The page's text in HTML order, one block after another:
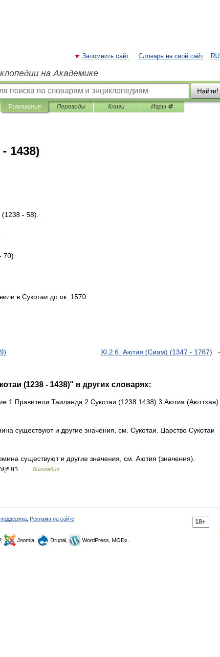
RU
Запомнить сайт Словарь на свой сайт
на Академике
Найти!
Толкования Переводы Книги Игры ⚽
1438)
(1238 - 58).
70).
в Сукотаи до ок 1570
XI.2.6. Аютия (Сиам) (1347 - 1767)
(1238 - 1438)" в других словарях:
1 Правители Таиланда 2 Сукотаи (1238 1438) 3 Аютия (Аюттхая)
существуют и другие значения, см. Сукотаи. Царство Сукотаи
существуют и другие значения, см. Аютия (значения).
อยุธยา …
Википедия
18+
Реклама на сайте
Joomla, Drupal, WordPress, MODx.